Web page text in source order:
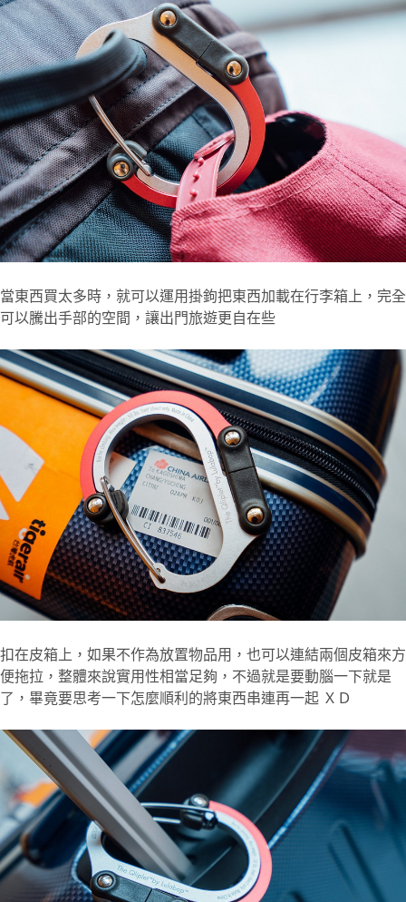
當東西買太多時，就可以運用掛鉤把東西加載在行李箱上，完全
可以騰出手部的空間，讓出門旅遊更自在些
扣在皮箱上，如果不作為放置物品用，也可以連結兩個皮箱來方
便拖拉，整體來說實用性相當足夠，不過就是要動腦一下就是
了，畢竟要思考一下怎麼順利的將東西串連再一起 ＸＤ